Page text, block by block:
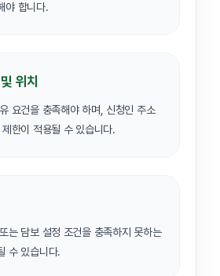
야 합니다.
위치
요건을 충족해야 하며, 신청인 주소
한이 적용될 수 있습니다.
는 담보 설정 조건을 충족하지 못하는
수 있습니다.